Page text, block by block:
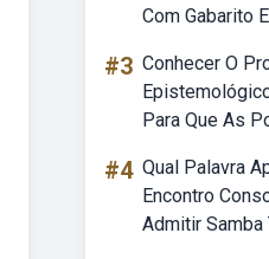
Com Gabarito
#3 Conhecer O
Para Que As
#4 Qual Palavra
Encontro
Admitir Samba